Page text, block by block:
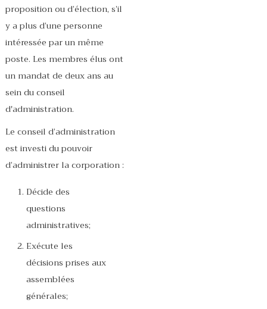
proposition ou d’élection, s’il
y a plus d’une personne
intéressée par un même
poste. Les membres élus ont
un mandat de deux ans au
sein du conseil
d'administration.
Le conseil d’administration
est investi du pouvoir
d’administrer la corporation :
Décide des
questions
administratives;
Exécute les
décisions prises aux
assemblées
générales;